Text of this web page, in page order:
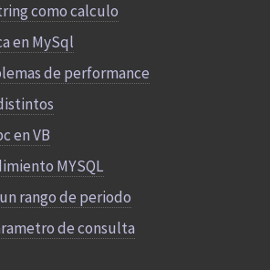
como calculo
en MySql
de performance
en VB
MYSQL
rango de periodo
de consulta